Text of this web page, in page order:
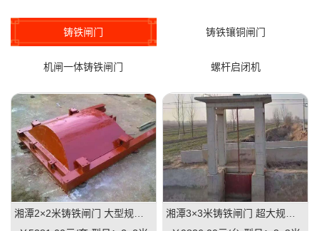
铸铁闸门 铸铁镶铜闸门
机闸一体铸铁闸门 螺杆启闭机